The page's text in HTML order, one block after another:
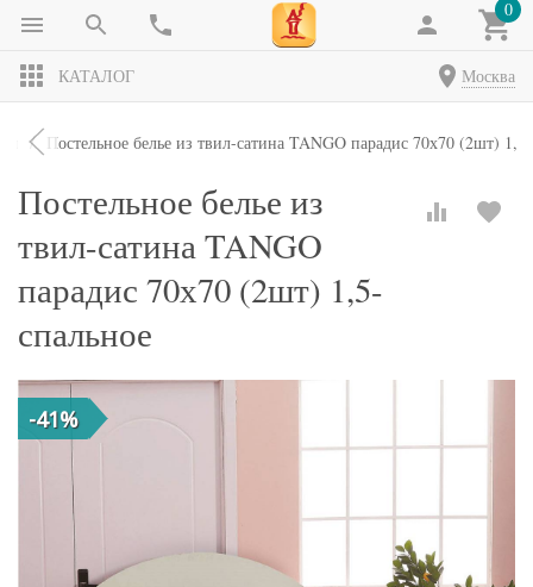
0
КАТАЛОГ Москва
Постельное белье из твил-сатина TANGO парадис 70х70 (2шт)
Постельное белье из
твил-сатина TANGO
парадис 70х70 (2шт) 1,5-
спальное
-41%